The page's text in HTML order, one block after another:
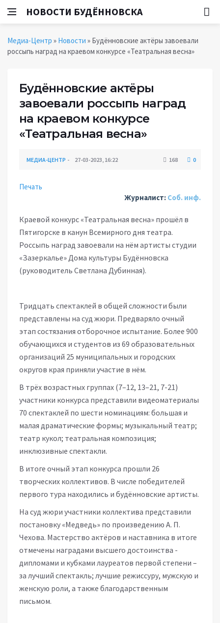
НОВОСТИ БУДЁННОВСКА
Медиа-Центр » Новости » Будённовские актёры завоевали
россыпь наград на краевом конкурсе «Театральная весна»
Будённовские актёры
завоевали россыпь наград
на краевом конкурсе
«Театральная весна»
МЕДИА-ЦЕНТР 27-03-2023, 16:22 168 0
Печать
Журналист: Соб. инф.
Краевой конкурс «Театральная весна» прошёл в
Пятигорске в канун Всемирного дня театра.
Россыпь наград завоевали на нём артисты студии
«Зазеркалье» Дома культуры Будённовска
(руководитель Светлана Дубинная).
Тридцать спектаклей в общей сложности были
представлены на суд жюри. Предваряло очный
этап состязания отборочное испытание. Более 900
обучающихся и студентов из 69 образовательных
организаций 25 муниципальных и городских
округов края приняли участие в нём.
В трёх возрастных группах (7–12, 13–21, 7-21)
участники конкурса представили видеоматериалы
70 спектаклей по шести номинациям: большая и
малая драматические формы; музыкальный театр;
театр кукол; театральная композиция;
инклюзивные спектакли.
В итоге очный этап конкурса прошли 26
творческих коллективов. В числе победителей
первого тура находились и будённовские артисты.
На суд жюри участники коллектива представили
постановку «Медведь» по произведению А. П.
Чехова. Мастерство актёров и наставника в итоге
отмечены наградами высшего достоинства -
дипломами и кубками лауреатов первой степени –
за лучший спектакль; лучшие режиссуру, мужскую и
женскую роли, а также благодарственным
письмом.